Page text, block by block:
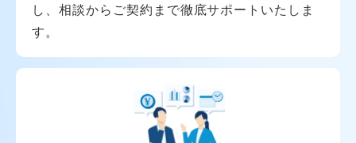
し、相談からご契約まで徹底サポートいたしま
す。